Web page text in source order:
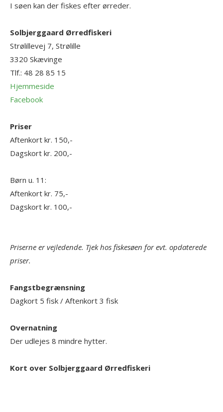
I søen kan der fiskes efter ørreder.
Solbjerggaard Ørredfiskeri
Strølillevej 7, Strølille
3320 Skævinge
Tlf.: 48 28 85 15
Hjemmeside
Facebook
Priser
Aftenkort kr. 150,-
Dagskort kr. 200,-
Børn u. 11:
Aftenkort kr. 75,-
Dagskort kr. 100,-
Priserne er vejledende. Tjek hos fiskesøen for evt. opdaterede
priser.
Fangstbegrænsning
Dagkort 5 fisk / Aftenkort 3 fisk
Overnatning
Der udlejes 8 mindre hytter.
Kort over Solbjerggaard Ørredfiskeri